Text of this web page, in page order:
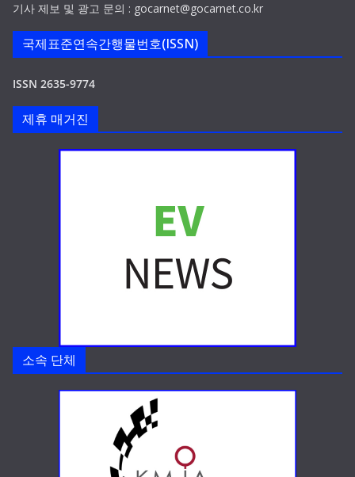
기사 제보 및 광고 문의 : gocarnet@gocarnet.co.kr
국제표준연속간행물번호(ISSN)
ISSN 2635-9774
제휴 매거진
소속 단체